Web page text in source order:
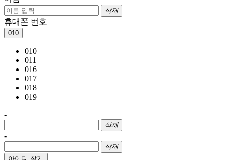
삭제
휴대폰 번호
010
010
011
016
017
018
019
-
삭제
-
삭제